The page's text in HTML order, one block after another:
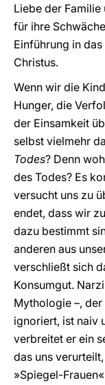
Liebe der
für ihre
Einführung in
Christus.
Wenn wir die
Hunger, die
der Einsamkeit
selbst vielmehr
Todes? Denn
des Todes? Es
versucht uns zu
endet, dass wir
dazu bestimmt
anderen aus
verschließt sich
Konsumgut.
Mythologie –,
ignoriert, ist naiv
verbreitet er ein
das uns
»Spiegel-